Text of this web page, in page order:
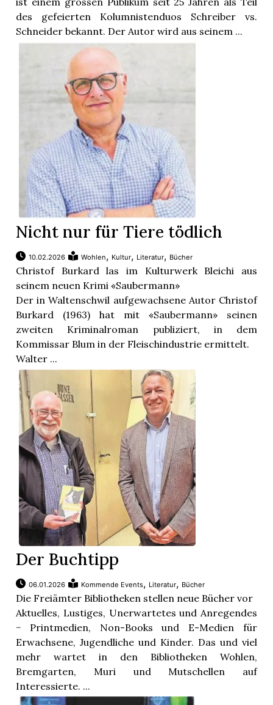
des gefeierten Kolumnistenduos Schreiber vs.
Schneider bekannt. Der Autor wird aus seinem ...
Nicht nur für Tiere tödlich
10.02.2026 Wohlen, Kultur, Literatur, Bücher
Christof Burkard las im Kulturwerk Bleichi aus
seinem neuen Krimi «Saubermann»
Der in Waltenschwil aufgewachsene Autor Christof
Burkard (1963) hat mit «Saubermann» seinen
zweiten Kriminalroman publiziert, in dem
Kommissar Blum in der Fleischindustrie ermittelt.
Walter ...
Der Buchtipp
06.01.2026 Kommende Events, Literatur, Bücher
Die Freiämter Bibliotheken stellen neue Bücher vor
Aktuelles, Lustiges, Unerwartetes und Anregendes
− Printmedien, Non-Books und E-Medien für
Erwachsene, Jugendliche und Kinder. Das und viel
mehr wartet in den Bibliotheken Wohlen,
Bremgarten, Muri und Mutschellen auf
Interessierte. ...